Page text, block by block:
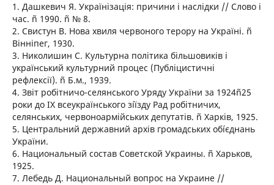
1. Дашкевич Я. Українізація: причини і наслідки // Слово і
час. ñ 1990. ñ № 8.
2. Свистун В. Нова хвиля червоного терору на Україні. ñ
Вінніпег, 1930.
3. Николишин С. Культурна політика більшовиків і
український культурний процес (Публіцистичні
рефлексії). ñ Б.м., 1939.
4. Звіт робітничо-селянського Уряду України за 1924ñ25
роки до ІХ всеукраїнського зíїзду Рад робітничих,
селянських, червоноармійських депутатів. ñ Харків, 1925.
5. Центральний державний архів громадських обíєднань
України.
6. Национальный состав Советской Украины. ñ Харьков,
1925.
7. Лебедь Д. Национальный вопрос на Украине //